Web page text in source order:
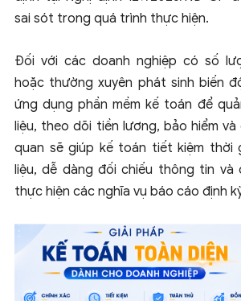
sai sót trong quá trình thực hiện.
Đối với các doanh nghiệp có số
hoặc thường xuyên phát sinh biến
ứng dụng phần mềm kế toán để
liệu, theo dõi tiền lương, bảo hiểm
quan sẽ giúp kế toán tiết kiệm thời
liệu, dễ dàng đối chiếu thông tin và
thực hiện các nghĩa vụ báo cáo định